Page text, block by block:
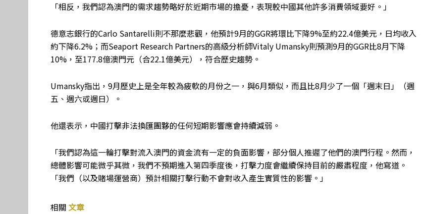
「相反，我們認為澳門的需求趨勢略好於近期市場的擔憂，表現較中國其他許多消費領域要好。」
德意志銀行的Carlo Santarelli則不那麼悲觀，他預計9月的GGR將環比下降9%至約22.4億美元，日均收入
約下降6.2%；而Seaport Research Partners的高級分析師Vitaly Umansky則預測9月的GGR比8月下降
10%，至177.8億澳門元（合22.1億美元），符合歷史趨勢。
Umansky指出，9月歷史上是全年較為疲軟的月份之一，與6月類似，而且比8月少了一個「週末日」（週
五、週六或週日）。
他還表示，中國打擊非法換匯團夥的任何短期影響應會持續減弱。
「我們認為這一輪打擊對流入澳門的資金流有一定的負面影響，部分個人推遲了他們的澳門行程。然而，
總體影響可能微乎其微，我們不預期進入第四季度後，打擊力度會繼續保持目前的嚴肅程度，他寫道。
「我們（以及賭場運營商）預計相關打擊行動不會對收入產生實質性的影響。」
相關 文章